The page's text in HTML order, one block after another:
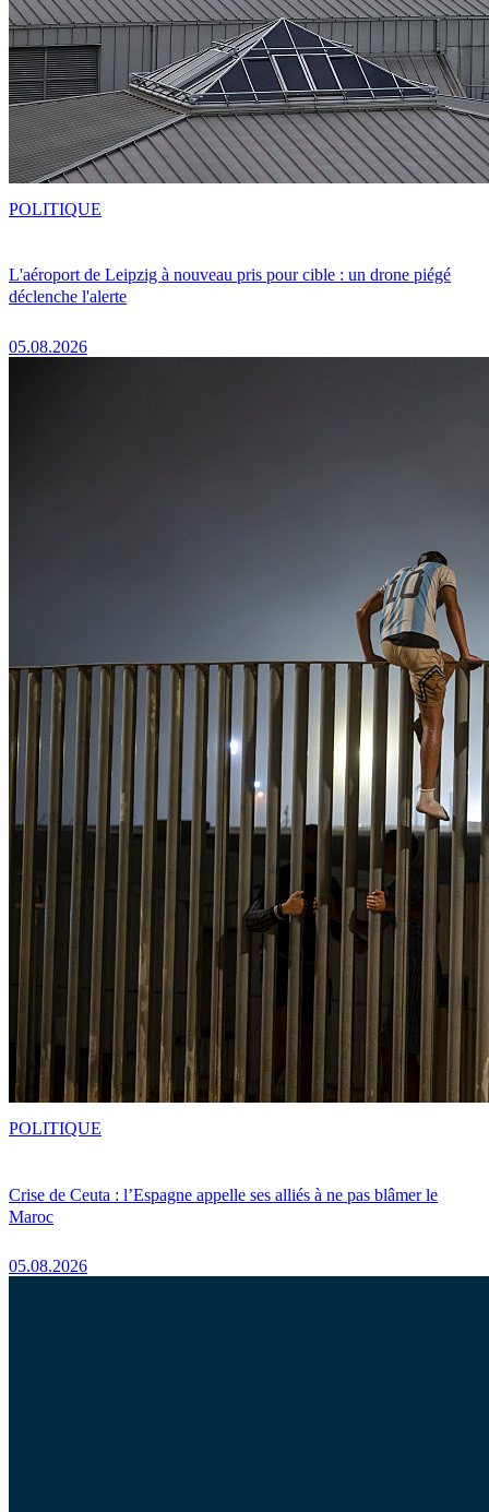
L'aéroport de Leipzig à nouveau pris pour cible : un drone piégé
déclenche l'alerte
05.08.2026
POLITIQUE
Crise de Ceuta : l’Espagne appelle ses alliés à ne pas blâmer le
Maroc
05.08.2026
POLITIQUE